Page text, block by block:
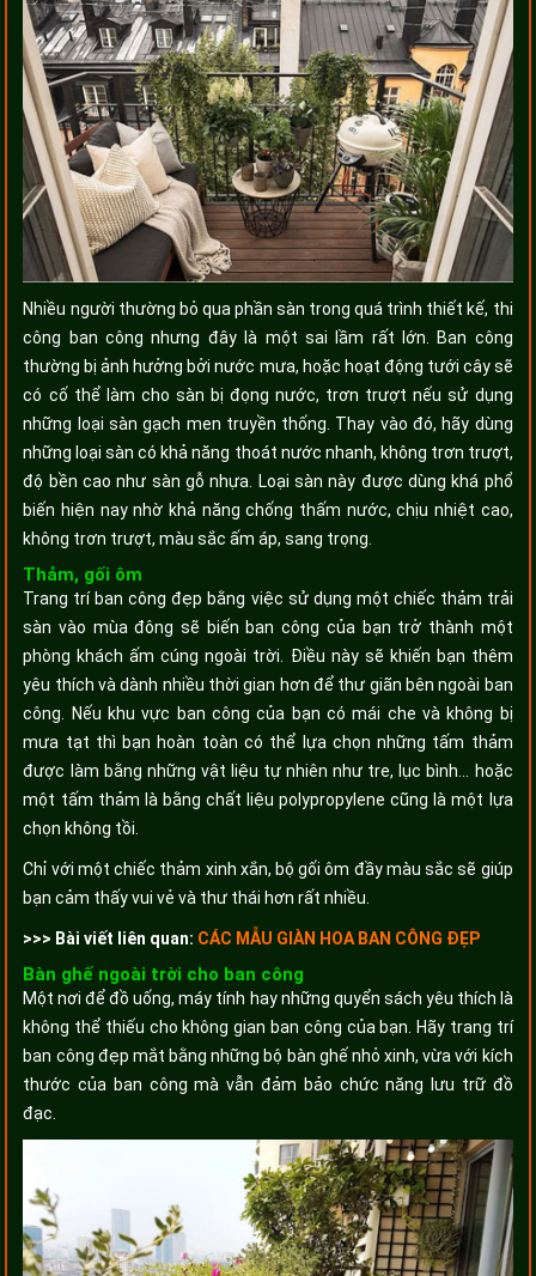
Nhiều người thường bỏ qua phần sàn trong quá trình thiết kế, thi
công ban công nhưng đây là một sai lầm rất lớn. Ban công
thường bị ảnh hưởng bởi nước mưa, hoặc hoạt động tưới cây sẽ
có cố thể làm cho sàn bị đọng nước, trơn trượt nếu sử dụng
những loại sàn gạch men truyền thống. Thay vào đó, hãy dùng
những loại sàn có khả năng thoát nước nhanh, không trơn trượt,
độ bền cao như sàn gỗ nhựa. Loại sàn này được dùng khá phổ
biến hiện nay nhờ khả năng chống thấm nước, chịu nhiệt cao,
không trơn trượt, màu sắc ấm áp, sang trọng.
Thảm, gối ôm
Trang trí ban công đẹp bằng việc sử dụng một chiếc thảm trải
sàn vào mùa đông sẽ biến ban công của bạn trở thành một
phòng khách ấm cúng ngoài trời. Điều này sẽ khiến bạn thêm
yêu thích và dành nhiều thời gian hơn để thư giãn bên ngoài ban
công. Nếu khu vực ban công của bạn có mái che và không bị
mưa tạt thì bạn hoàn toàn có thể lựa chọn những tấm thảm
được làm bằng những vật liệu tự nhiên như tre, lục bình... hoặc
một tấm thảm là bằng chất liệu polypropylene cũng là một lựa
chọn không tồi.
Chỉ với một chiếc thảm xinh xắn, bộ gối ôm đầy màu sắc sẽ giúp
bạn cảm thấy vui vẻ và thư thái hơn rất nhiều.
>>> Bài viết liên quan: CÁC MẪU GIÀN HOA BAN CÔNG ĐẸP
Bàn ghế ngoài trời cho ban công
Một nơi để đồ uống, máy tính hay những quyển sách yêu thích là
không thể thiếu cho không gian ban công của bạn. Hãy trang trí
ban công đẹp mắt bằng những bộ bàn ghế nhỏ xinh, vừa với kích
thước của ban công mà vẫn đảm bảo chức năng lưu trữ đồ
đạc.